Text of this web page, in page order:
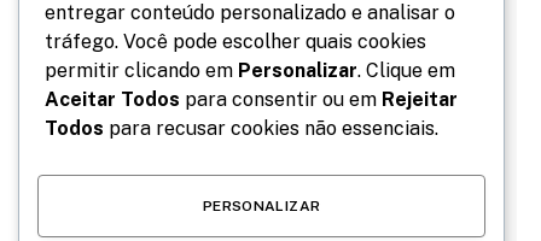
entregar conteúdo personalizado e analisar o
tráfego. Você pode escolher quais cookies
permitir clicando em Personalizar. Clique em
Aceitar Todos para consentir ou em Rejeitar
Todos para recusar cookies não essenciais.
PERSONALIZAR